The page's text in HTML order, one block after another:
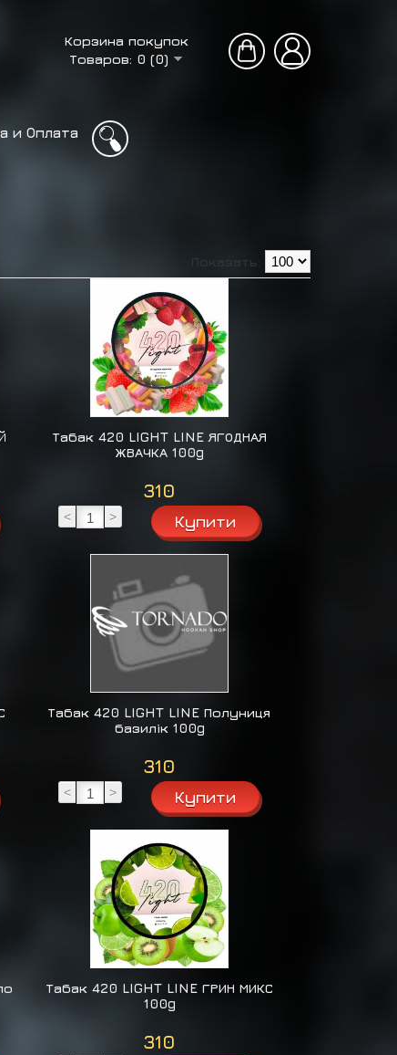
Корзина покупок
Товаров: 0 (0)
и Оплата
Показать:
Табак 420 LIGHT LINE ЯГОДНАЯ
ЖВАЧКА 100g
310
< >
Табак 420 LIGHT LINE Полуниця
базилік 100g
310
< >
Табак 420 LIGHT LINE ГРИН МИКС
100g
310